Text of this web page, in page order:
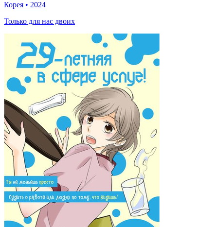
Корея • 2024
Только для нас двоих